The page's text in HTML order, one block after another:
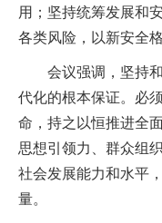
用；坚持统筹发展和
各类风险，以新安全
会议强调，坚持和
代化的根本保证。必
命，持之以恒推进全
思想引领力、群众组
社会发展能力和水平
量。